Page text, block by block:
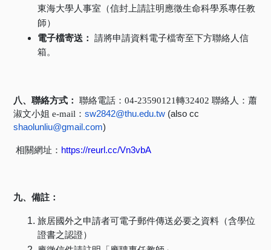
東海大學人事室（信封上請註明應徵生命科學系專任教
師）
電子檔寄送： 請將申請資料電子檔寄至下方聯絡人信
箱。
八、聯絡方式： 聯絡電話：04-23590121轉32402聯絡人：蕭
淑文小姐 e-mail ：sw2842@thu.edu.tw (also cc
shaolunliu@gmail.com)
相關網址： https://reurl.cc/Vn3vbA
九、備註：
旅居國外之申請者可電子郵件傳送必要之資料（含學位
證書之認證）